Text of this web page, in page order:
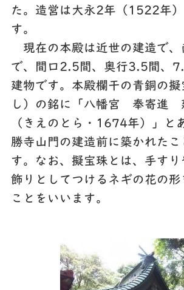
た。造営は大永2年（1522年
す。
現在の本殿は近世の建造で、
で、間口2.5間、奥行3.5間、
建物です。本殿欄干の青銅の擬
し）の銘に「八幡宮 奉寄進
（きえのとら・1674年）」と
勝寺山門の建造前に築かれたこ
す。なお、擬宝珠とは、手すり
飾りとしてつけるネギの花の形
ことをいいます。